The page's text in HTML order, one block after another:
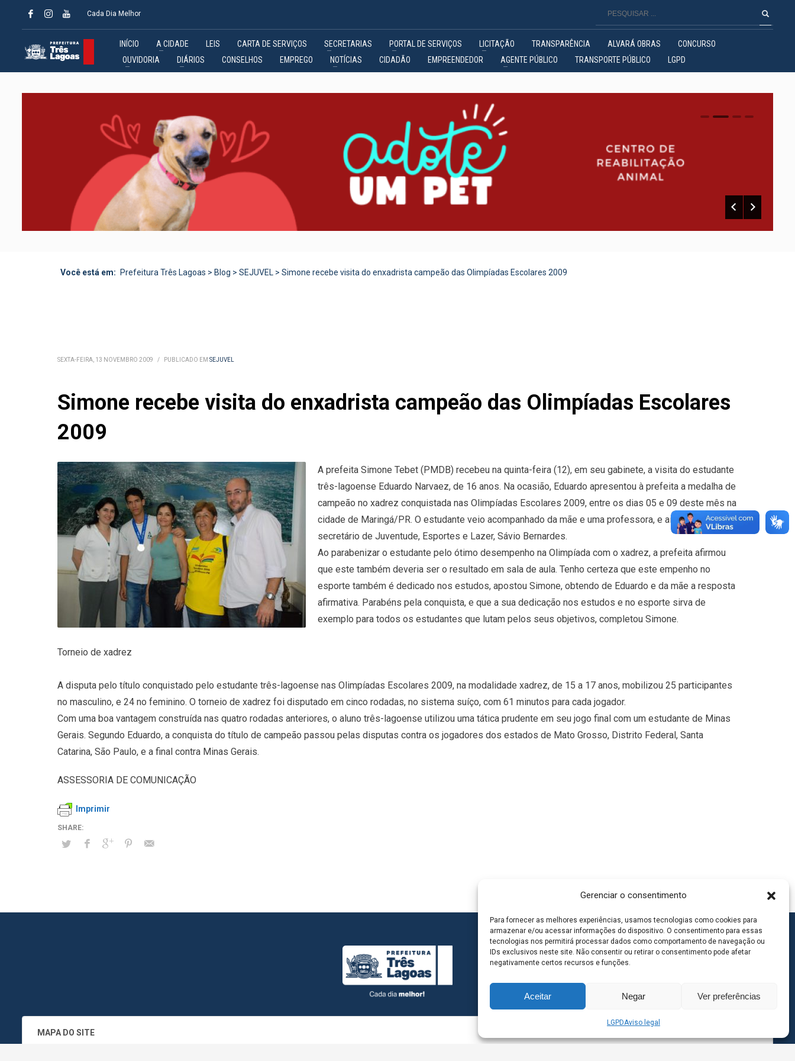
Gerenciar o consentimento
Para fornecer as melhores experiências, usamos tecnologias como cookies para
armazenar e/ou acessar informações do dispositivo. O consentimento para essas
tecnologias nos permitirá processar dados como comportamento de navegação ou
IDs exclusivos neste site. Não consentir ou retirar o consentimento pode afetar
negativamente certos recursos e funções.
Aceitar Negar Ver preferências
LGPDAviso legal
Cada Dia Melhor
INÍCIO A CIDADE LEIS CARTA DE SERVIÇOS SECRETARIAS PORTAL DE SERVIÇOS LICITAÇÃO TRANSPARÊNCIA ALVARÁ OBRAS
CONCURSO
OUVIDORIA
DIÁRIOS CONSELHOS EMPREGO NOTÍCIAS CIDADÃO EMPREENDEDOR AGENTE PÚBLICO TRANSPORTE PÚBLICO LGPD
0 1 2
Você está em: Prefeitura Três Lagoas > Blog > SEJUVEL > Simone recebe visita do enxadrista campeão das Olimpíadas Escolares 2009
SEXTA-FEIRA, 13 NOVEMBRO 2009 / PUBLICADO EM SEJUVEL
Simone recebe visita do enxadrista campeão das Olimpíadas Escolares
2009
A prefeita Simone Tebet (PMDB) recebeu na quinta-feira (12), em seu gabinete, a visita do estudante
três-lagoense Eduardo Narvaez, de 16 anos. Na ocasião, Eduardo apresentou à prefeita a medalha de
campeão no xadrez conquistada nas Olimpíadas Escolares 2009, entre os dias 05 e 09 deste mês na
cidade de Maringá/PR. O estudante veio acompanhado da mãe e uma professora, e ainda do
secretário de Juventude, Esportes e Lazer, Sávio Bernardes.
Ao parabenizar o estudante pelo ótimo desempenho na Olimpíada com o xadrez, a prefeita afirmou
que este também deveria ser o resultado em sala de aula. Tenho certeza que este empenho no
esporte também é dedicado nos estudos, apostou Simone, obtendo de Eduardo e da mãe a resposta
afirmativa. Parabéns pela conquista, e que a sua dedicação nos estudos e no esporte sirva de
exemplo para todos os estudantes que lutam pelos seus objetivos, completou Simone.
Torneio de xadrez
A disputa pelo título conquistado pelo estudante três-lagoense nas Olimpíadas Escolares 2009, na modalidade xadrez, de 15 a 17 anos, mobilizou 25 participantes
no masculino, e 24 no feminino. O torneio de xadrez foi disputado em cinco rodadas, no sistema suíço, com 61 minutos para cada jogador.
Com uma boa vantagem construída nas quatro rodadas anteriores, o aluno três-lagoense utilizou uma tática prudente em seu jogo final com um estudante de Minas
Gerais. Segundo Eduardo, a conquista do título de campeão passou pelas disputas contra os jogadores dos estados de Mato Grosso, Distrito Federal, Santa
Catarina, São Paulo, e a final contra Minas Gerais.
ASSESSORIA DE COMUNICAÇÃO
Imprimir
MAPA DO SITE